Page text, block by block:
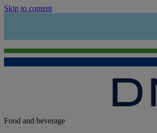
Skip to content
Food and beverage